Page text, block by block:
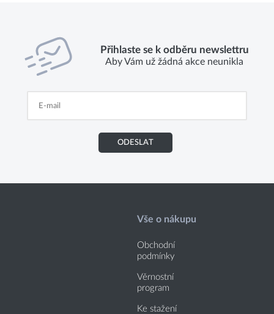
Přihlaste se k odběru newslettru
Aby Vám už žádná akce neunikla
ODESLAT
Vše o nákupu
Obchodní
podmínky
Věrnostní
program
Ke stažení